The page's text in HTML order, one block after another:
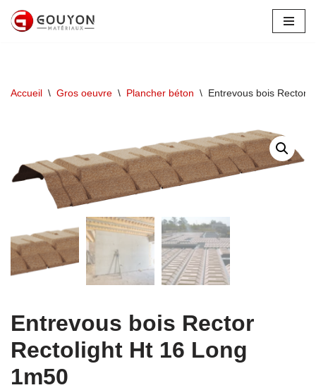
Accueil \ Gros oeuvre \ Plancher béton \ Entrevous bois Rector
Entrevous bois Rector
Rectolight Ht 16 Long
1m50